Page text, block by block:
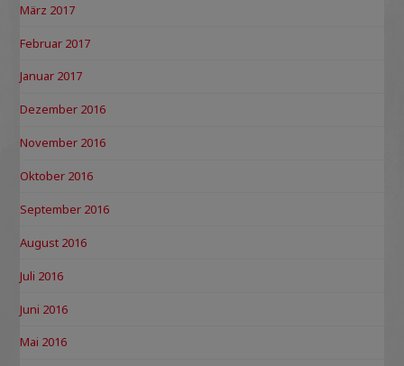
März 2017
Februar 2017
Januar 2017
Dezember 2016
November 2016
Oktober 2016
September 2016
August 2016
Juli 2016
Juni 2016
Mai 2016